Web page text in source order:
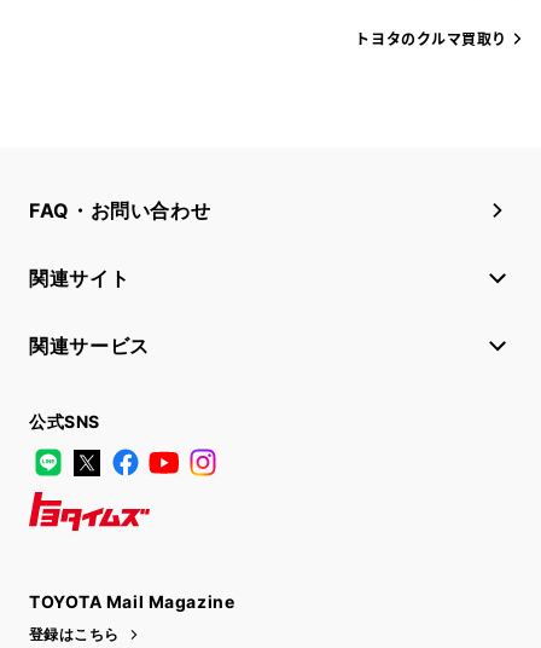
トヨタのクルマ買取り
FAQ・お問い合わせ
関連サイト
関連サービス
公式SNS
LINE
X FacebookYouTube
TOYOTA Mail Magazine
登録はこちら